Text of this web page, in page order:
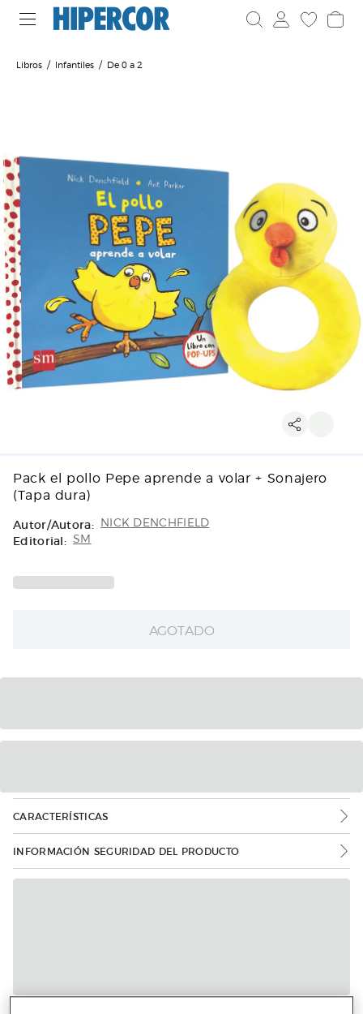
Libros Infantiles De 0 a 2
Pack el pollo Pepe aprende a volar + Sonajero
(Tapa dura)
Autor/Autora: NICK DENCHFIELD
Editorial: SM
AGOTADO
CARACTERÍSTICAS
INFORMACIÓN SEGURIDAD DEL PRODUCTO